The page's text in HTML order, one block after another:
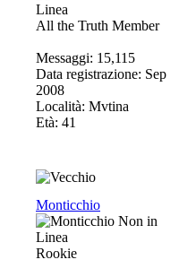
All the Truth Member
Messaggi: 15,115
Data registrazione: Sep
2008
Località: Mvtina
Età: 41
Monticchio
Rookie